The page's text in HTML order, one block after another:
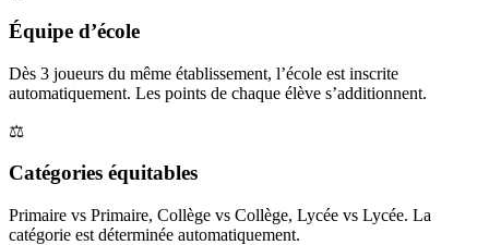
Équipe d’école
Dès 3 joueurs du même établissement, l’école est inscrite
automatiquement. Les points de chaque élève s’additionnent.
⚖️
Catégories équitables
Primaire vs Primaire, Collège vs Collège, Lycée vs Lycée. La
catégorie est déterminée automatiquement.